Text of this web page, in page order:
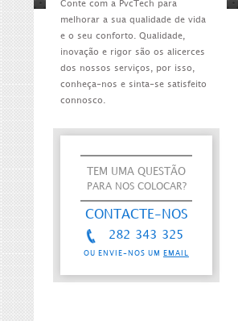
Conte com a PvcTech para
melhorar a sua qualidade de vida
e o seu conforto. Qualidade,
inovação e rigor são os alicerces
dos nossos serviços, por isso,
conheça-nos e sinta-se satisfeito
connosco.
TEM UMA QUESTÃO
PARA NOS COLOCAR?
CONTACTE-NOS
282 343 325
OU ENVIE-NOS UM EMAIL